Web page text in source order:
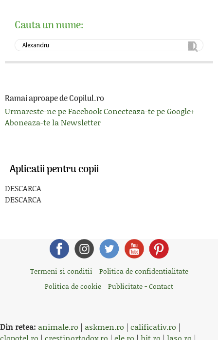
Cauta un nume:
Ramai aproape de Copilul.ro
Urmareste-ne pe FacebookConecteaza-te pe Google+
Aboneaza-te la Newsletter
Aplicatii pentru copii
DESCARCA
DESCARCA
Termeni si conditii
Politica de confidentialitate
Politica de cookie
Publicitate - Contact
Din retea: animale.ro | askmen.ro | calificativ.ro |